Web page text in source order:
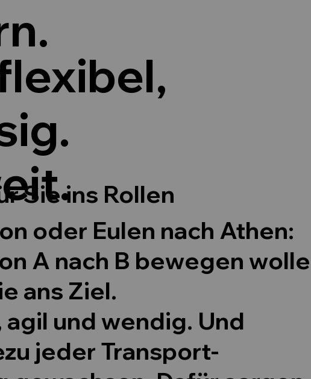
Sie ins Rollen
oder Eulen nach Athen:
A nach B bewegen
ans Ziel.
und wendig. Und
jeder Transport-